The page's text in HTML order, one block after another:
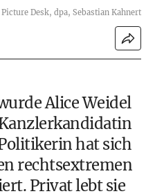
Picture Desk, dpa, Sebastian Kahnert
Alice Weidel
hat sich
rechtsextremen
Privat lebt sie